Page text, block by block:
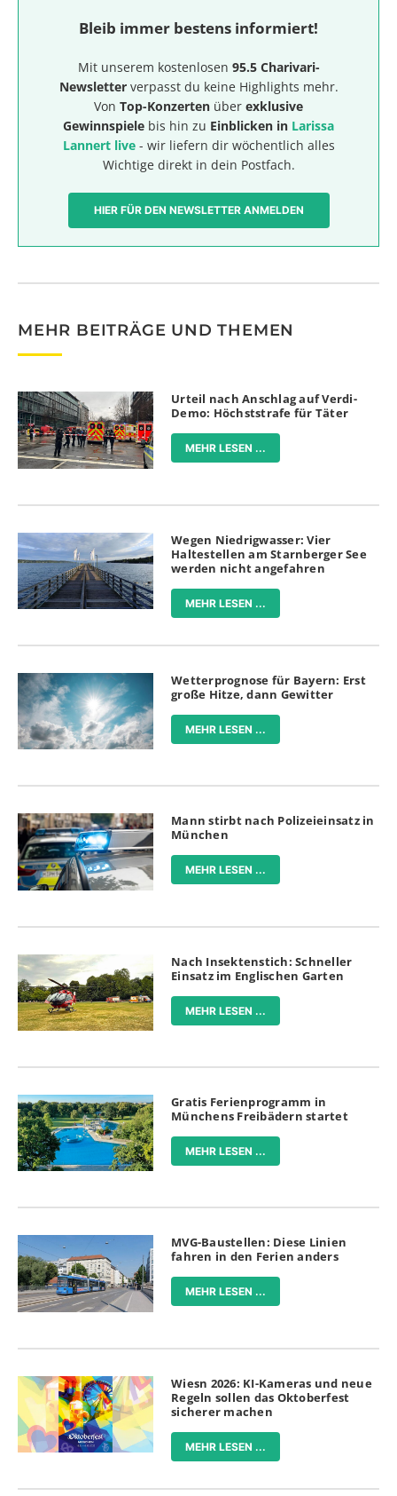
Bleib immer bestens informiert!
Mit unserem kostenlosen 95.5 Charivari-
Newsletterverpasst du keine Highlights mehr.
Von Top-Konzerten über exklusive
Gewinnspiele bis hin zu Einblicken in Larissa
Lannert live- wir liefern dir wöchentlich alles
Wichtige direkt in dein Postfach.
HIER FÜR DEN NEWSLETTER ANMELDEN
MEHR BEITRÄGE UND THEMEN
Urteil nach Anschlag auf Verdi-
Demo: Höchststrafe für Täter
MEHR LESEN ...
Wegen Niedrigwasser: Vier
Haltestellen am Starnberger See
werden nicht angefahren
MEHR LESEN ...
Wetterprognose für Bayern: Erst
große Hitze, dann Gewitter
MEHR LESEN ...
Mann stirbt nach Polizeieinsatz in
München
MEHR LESEN ...
Nach Insektenstich: Schneller
Einsatz im Englischen Garten
MEHR LESEN ...
Gratis Ferienprogramm in
Münchens Freibädern startet
MEHR LESEN ...
MVG-Baustellen: Diese Linien
fahren in den Ferien anders
MEHR LESEN ...
Wiesn 2026: KI-Kameras und neue
Regeln sollen das Oktoberfest
sicherer machen
MEHR LESEN ...